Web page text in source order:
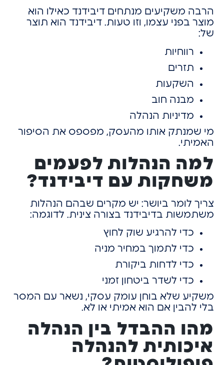
הרבה משקיעים מנתחים דיבידנד כאילו הוא
מוצר בפני עצמו, וזו טעות. דיבידנד הוא תוצר
של:
רווחיות
תזרים
השקעות
מבנה חוב
מדיניות הנהלה
מי שמנתק אותו מהעסק, מפספס את הסיפור
האמיתי.
למה הנהלות לפעמים
משחקות עם דיבידנד?
צריך לומר ביושר: יש מקרים שבהם הנהלות
משתמשות בדיבידנד בצורה צינית. לדוגמה:
כדי להרגיע שוק לחוץ
כדי לתמוך במחיר מניה
כדי לדחות ביקורת
כדי לשדר ביטחון זמני
משקיע שלא בוחן עומק עסקי, נשאר עם המסר
בלי להבין אם הוא אמיתי או לא.
מהו ההבדל בין הנהלה
איכותית להנהלה